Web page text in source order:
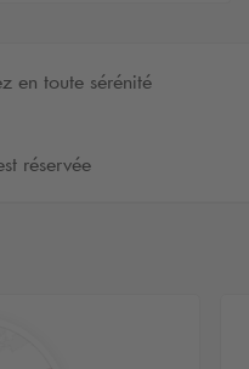
en toute sérénité
réservée